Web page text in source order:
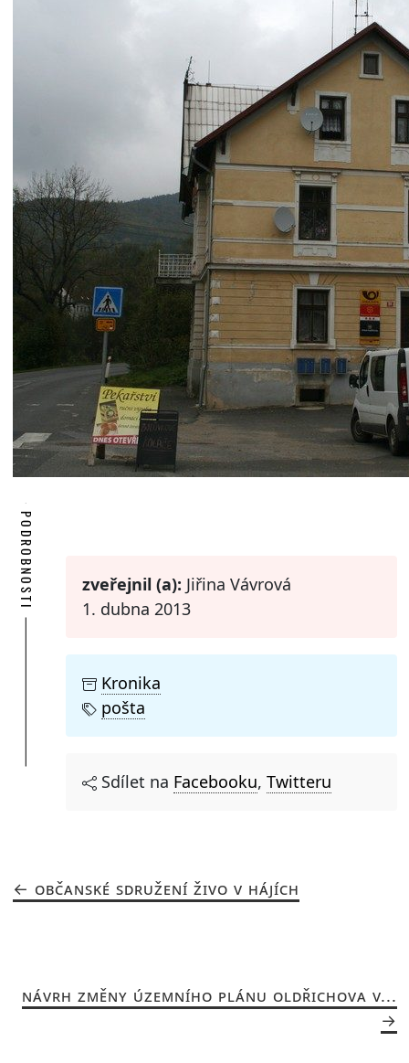
PODROBNOSTI zveřejnil (a): Jiřina Vávrová
1. dubna 2013
Kronika
pošta
Sdílet na Facebooku, Twitteru
OBČANSKÉ SDRUŽENÍ ŽIVO V HÁJÍCH
NÁVRH ZMĚNY ÚZEMNÍHO PLÁNU OLDŘICHOVA V...